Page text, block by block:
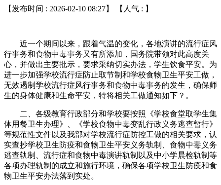
【发布时间 : 2026-02-10 08:27】 【人气 : 】
近一个期间以来，跟着气温的变化，各地演讲的流行症风
行事务和食物中毒事务又有所添加，国务院带领对此高度关
心，并做出主要批示，要求采纳切实办法，学生饮食平安。为
进一步加强学校流行症防止取节制和学校食物卫生平安工做，
无效遏制学校流行症风行事务和食物中毒事务的发生，确保师
生的身体健康和生命平安，特将相关工做通知如下？。
二、各级教育行政部分和学校要按照《学校食堂取学生集
体用餐卫生办理》、《学校食物中毒变乱行政义务逃查暂行》
等规范性文件以及我部对学校流行症防控工做的相关要求，认
实查抄学校卫生防疫和食物卫生平安义务轨制、食物中毒义务
逃查轨制、流行症和食物中毒演讲轨制以及中小学晨检轨制等
各项办理轨制的成立和施行环境，确保各项学校卫生防疫和食
物卫生平安办法落到实处。